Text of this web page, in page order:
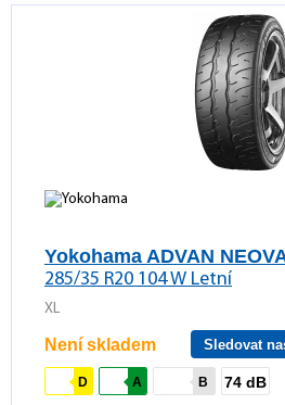
Yokohama ADVAN
285/35 R20 104 W Letní
XL
Není skladem Sledovat
D A B 74 dB